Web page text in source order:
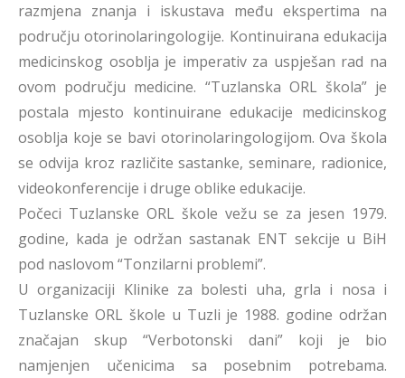
razmjena znanja i iskustava među ekspertima na
području otorinolaringologije. Kontinuirana edukacija
medicinskog osoblja je imperativ za uspješan rad na
ovom području medicine. “Tuzlanska ORL škola” je
postala mjesto kontinuirane edukacije medicinskog
osoblja koje se bavi otorinolaringologijom. Ova škola
se odvija kroz različite sastanke, seminare, radionice,
videokonferencije i druge oblike edukacije.
Počeci Tuzlanske ORL škole vežu se za jesen 1979.
godine, kada je održan sastanak ENT sekcije u BiH
pod naslovom “Tonzilarni problemi”.
U organizaciji Klinike za bolesti uha, grla i nosa i
Tuzlanske ORL škole u Tuzli je 1988. godine održan
značajan skup “Verbotonski dani” koji je bio
namjenjen učenicima sa posebnim potrebama.